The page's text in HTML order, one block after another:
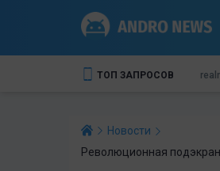
ТОП ЗАПРОСОВ
Новости
Революционная